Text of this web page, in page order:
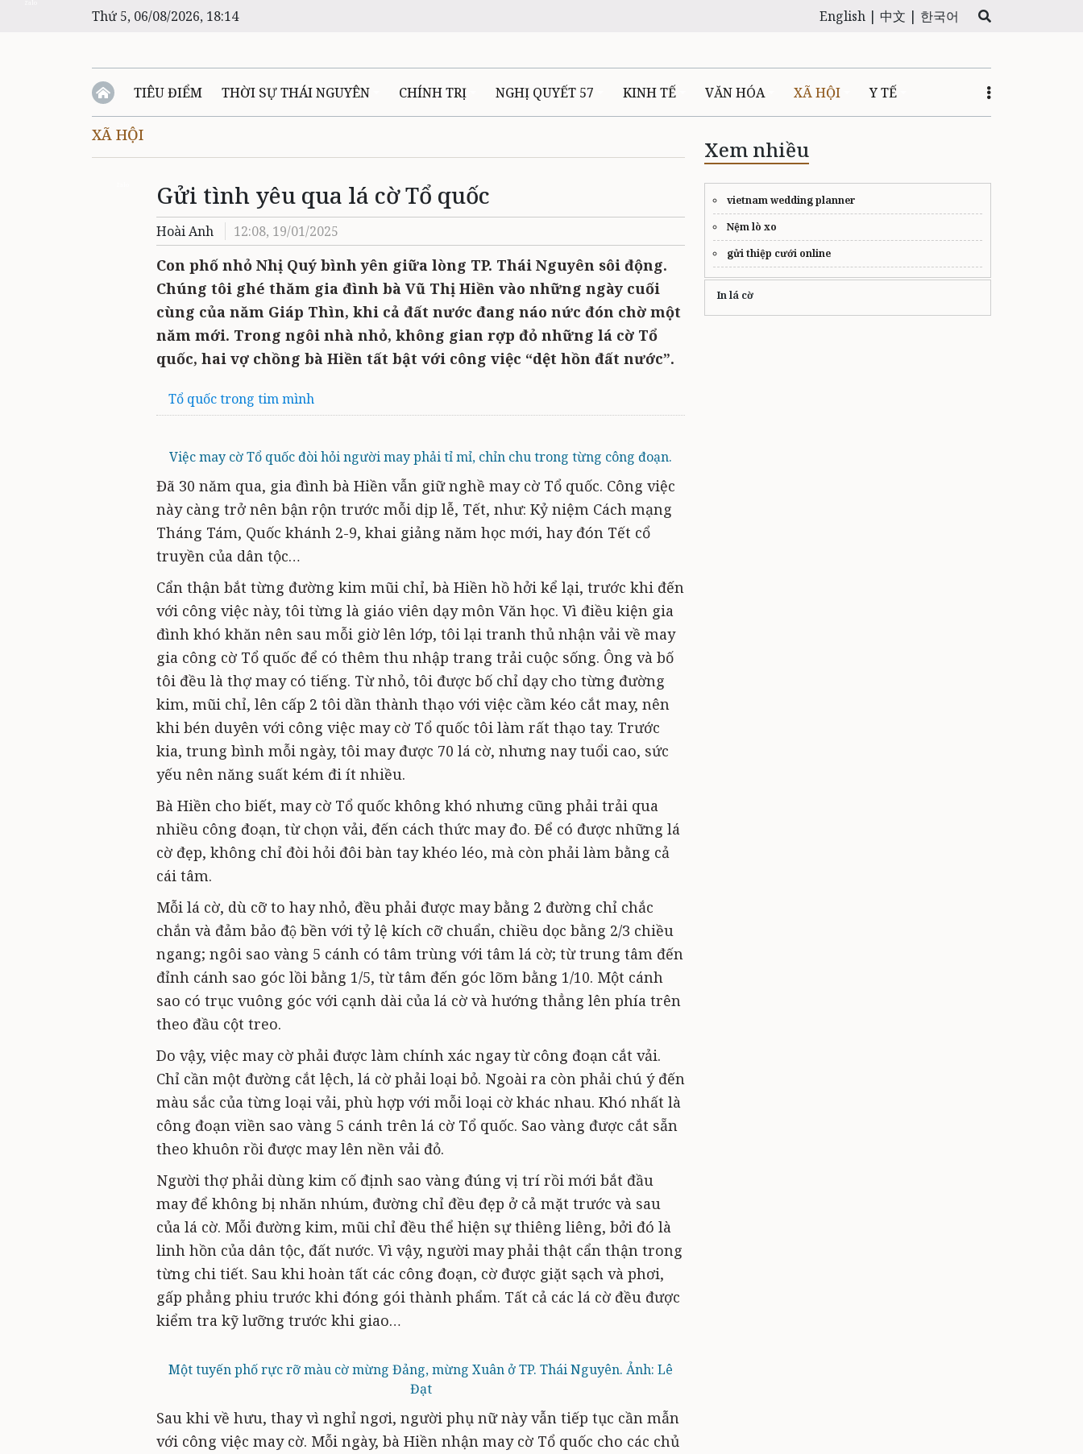
Thứ 5, 06/08/2026, 18:14 English | 中文 | 한국어
TIÊU ĐIỂM THỜI SỰ THÁI NGUYÊN CHÍNH TRỊ NGHỊ QUYẾT 57 KINH TẾ VĂN HÓA XÃ HỘI Y TẾ
XÃ HỘI
Gửi tình yêu qua lá cờ Tổ quốc
Hoài Anh 12:08, 19/01/2025
Con phố nhỏ Nhị Quý bình yên giữa lòng TP. Thái Nguyên sôi động.
Chúng tôi ghé thăm gia đình bà Vũ Thị Hiền vào những ngày cuối
cùng của năm Giáp Thìn, khi cả đất nước đang náo nức đón chờ một
năm mới. Trong ngôi nhà nhỏ, không gian rợp đỏ những lá cờ Tổ
quốc, hai vợ chồng bà Hiền tất bật với công việc “dệt hồn đất nước”.
Tổ quốc trong tim mình
Việc may cờ Tổ quốc đòi hỏi người may phải tỉ mỉ, chỉn chu trong từng công đoạn.
Đã 30 năm qua, gia đình bà Hiền vẫn giữ nghề may cờ Tổ quốc. Công việc
này càng trở nên bận rộn trước mỗi dịp lễ, Tết, như: Kỷ niệm Cách mạng
Tháng Tám, Quốc khánh 2-9, khai giảng năm học mới, hay đón Tết cổ
truyền của dân tộc…
Cẩn thận bắt từng đường kim mũi chỉ, bà Hiền hồ hởi kể lại, trước khi đến
với công việc này, tôi từng là giáo viên dạy môn Văn học. Vì điều kiện gia
đình khó khăn nên sau mỗi giờ lên lớp, tôi lại tranh thủ nhận vải về may
gia công cờ Tổ quốc để có thêm thu nhập trang trải cuộc sống. Ông và bố
tôi đều là thợ may có tiếng. Từ nhỏ, tôi được bố chỉ dạy cho từng đường
kim, mũi chỉ, lên cấp 2 tôi dần thành thạo với việc cầm kéo cắt may, nên
khi bén duyên với công việc may cờ Tổ quốc tôi làm rất thạo tay. Trước
kia, trung bình mỗi ngày, tôi may được 70 lá cờ, nhưng nay tuổi cao, sức
yếu nên năng suất kém đi ít nhiều.
Bà Hiền cho biết, may cờ Tổ quốc không khó nhưng cũng phải trải qua
nhiều công đoạn, từ chọn vải, đến cách thức may đo. Để có được những lá
cờ đẹp, không chỉ đòi hỏi đôi bàn tay khéo léo, mà còn phải làm bằng cả
cái tâm.
Mỗi lá cờ, dù cỡ to hay nhỏ, đều phải được may bằng 2 đường chỉ chắc
chắn và đảm bảo độ bền với tỷ lệ kích cỡ chuẩn, chiều dọc bằng 2/3 chiều
ngang; ngôi sao vàng 5 cánh có tâm trùng với tâm lá cờ; từ trung tâm đến
đỉnh cánh sao góc lồi bằng 1/5, từ tâm đến góc lõm bằng 1/10. Một cánh
sao có trục vuông góc với cạnh dài của lá cờ và hướng thẳng lên phía trên
theo đầu cột treo.
Do vậy, việc may cờ phải được làm chính xác ngay từ công đoạn cắt vải.
Chỉ cần một đường cắt lệch, lá cờ phải loại bỏ. Ngoài ra còn phải chú ý đến
màu sắc của từng loại vải, phù hợp với mỗi loại cờ khác nhau. Khó nhất là
công đoạn viền sao vàng 5 cánh trên lá cờ Tổ quốc. Sao vàng được cắt sẵn
theo khuôn rồi được may lên nền vải đỏ.
Người thợ phải dùng kim cố định sao vàng đúng vị trí rồi mới bắt đầu
may để không bị nhăn nhúm, đường chỉ đều đẹp ở cả mặt trước và sau
của lá cờ. Mỗi đường kim, mũi chỉ đều thể hiện sự thiêng liêng, bởi đó là
linh hồn của dân tộc, đất nước. Vì vậy, người may phải thật cẩn thận trong
từng chi tiết. Sau khi hoàn tất các công đoạn, cờ được giặt sạch và phơi,
gấp phẳng phiu trước khi đóng gói thành phẩm. Tất cả các lá cờ đều được
kiểm tra kỹ lưỡng trước khi giao…
Một tuyến phố rực rỡ màu cờ mừng Đảng, mừng Xuân ở TP. Thái Nguyên. Ảnh: Lê
Đạt
Sau khi về hưu, thay vì nghỉ ngơi, người phụ nữ này vẫn tiếp tục cần mẫn
với công việc may cờ. Mỗi ngày, bà Hiền nhận may cờ Tổ quốc cho các chủ
Xem nhiều
vietnam wedding planner
Nệm lò xo
gửi thiệp cưới online
In lá cờ